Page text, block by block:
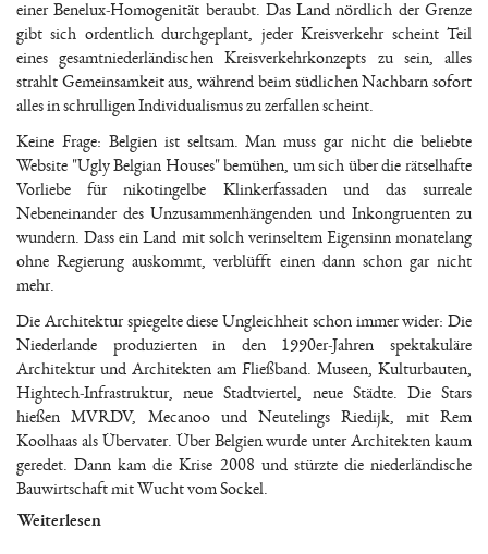
einer Benelux-Homogenität beraubt. Das Land nördlich der Grenze
gibt sich ordentlich durchgeplant, jeder Kreisverkehr scheint Teil
eines gesamtniederländischen Kreisverkehrkonzepts zu sein, alles
strahlt Gemeinsamkeit aus, während beim südlichen Nachbarn sofort
alles in schrulligen Individualismus zu zerfallen scheint.
Keine Frage: Belgien ist seltsam. Man muss gar nicht die beliebte
Website "Ugly Belgian Houses" bemühen, um sich über die rätselhafte
Vorliebe für nikotingelbe Klinkerfassaden und das surreale
Nebeneinander des Unzusammenhängenden und Inkongruenten zu
wundern. Dass ein Land mit solch verinseltem Eigensinn monatelang
ohne Regierung auskommt, verblüfft einen dann schon gar nicht
mehr.
Die Architektur spiegelte diese Ungleichheit schon immer wider: Die
Niederlande produzierten in den 1990er-Jahren spektakuläre
Architektur und Architekten am Fließband. Museen, Kulturbauten,
Hightech-Infrastruktur, neue Stadtviertel, neue Städte. Die Stars
hießen MVRDV, Mecanoo und Neutelings Riedijk, mit Rem
Koolhaas als Übervater. Über Belgien wurde unter Architekten kaum
geredet. Dann kam die Krise 2008 und stürzte die niederländische
Bauwirtschaft mit Wucht vom Sockel.
Weiterlesen